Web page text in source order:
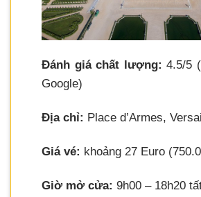
Đánh giá chất lượng: 4.5/5
Google)
Địa chỉ: Place d’Armes,
Giá vé: khoảng 27 Euro
Giờ mở cửa: 9h00 – 18h20